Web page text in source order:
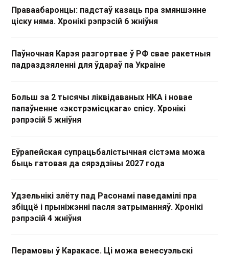
Праваабаронцы: падстаў казаць пра змяншэнне
ціску няма. Хронікі рэпрэсій 6 жніўня
Паўночная Карэя разгортвае ў РФ свае ракетныя
падраздзяленні для ўдараў па Украіне
Больш за 2 тысячы ліквідаваных НКА і новае
папаўненне «экстрэмісцкага» спісу. Хронікі
рэпрэсій 5 жніўня
Еўрапейская супрацьбалістычная сістэма можа
быць гатовая да сярэдзіны 2027 года
Удзельнікі злёту пад Расонамі паведамілі пра
збіццё і прыніжэнні пасля затрыманняў. Хронікі
рэпрэсій 4 жніўня
Перамовы ў Каракасе. Ці можа венесуэльскі